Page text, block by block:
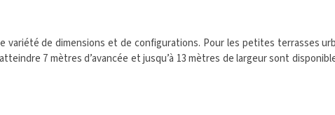
de dimensions et de configurations. Pour les petites terrasses
7 mètres d’avancée et jusqu’à 13 mètres de largeur sont